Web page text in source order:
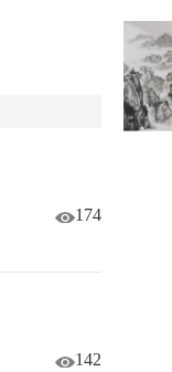
174
142